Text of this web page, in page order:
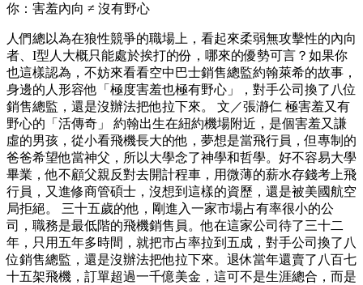
你：害羞內向 ≠ 沒有野心
人們總以為在狼性競爭的職場上，看起來柔弱無攻擊性的內向
者、I型人大概只能處於挨打的份，哪來的優勢可言？如果你
也這樣認為，不妨來看看空中巴士銷售總監約翰萊希的故事，
身邊的人形容他「極度害羞也極有野心」，對手公司換了八位
銷售總監，還是沒辦法把他拉下來。 文／張瀞仁 極害羞又有
野心的「活傳奇」 約翰出生在紐約機場附近，是個害羞又謙
虛的男孩，從小看飛機長大的他，夢想是當飛行員，但專制的
爸爸希望他當神父，所以大學念了神學和哲學。好不容易大學
畢業，他不顧父親反對去開計程車，用微薄的薪水存錢考上飛
行員，又進修商管碩士，沒想到這樣的資歷，還是被美國航空
局拒絕。 三十五歲的他，剛進入一家市場占有率很小的公
司，職務是最低階的飛機銷售員。他在這家公司待了三十二
年，只用五年多時間，就把市占率拉到五成，對手公司換了八
位銷售總監，還是沒辦法把他拉下來。退休當年還賣了八百七
十五架飛機，訂單超過一千億美金，這可不是生涯總合，而是